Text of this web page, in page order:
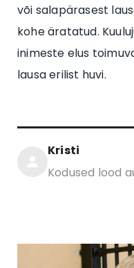
või salapärasest
kohe äratatud.
inimeste elus
lausa erilist huvi.
Kristi
Kodused lood